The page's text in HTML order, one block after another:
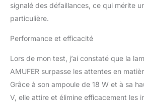
de 100 m²,
puissante,
zone
jusqu'à 100
insecte-
signalé des défaillances, ce qui mérite
particulière.
Performance et efficacité
Lors de mon test, j’ai constaté que la
AMUFER surpasse les attentes en
Grâce à son ampoule de 18 W et à sa
V, elle attire et élimine efficacement les